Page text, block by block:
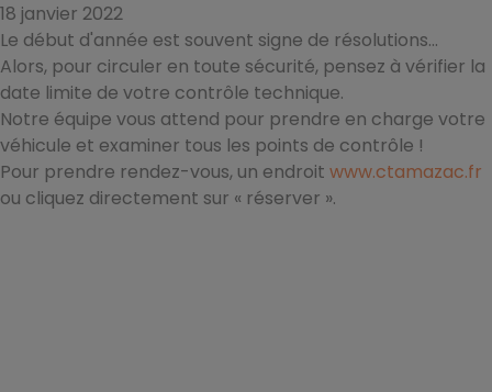
18 janvier 2022
Le début d'année est souvent signe de résolutions...
Alors, pour circuler en toute sécurité, pensez à vérifier la
date limite de votre contrôle technique.
Notre équipe vous attend pour prendre en charge votre
véhicule et examiner tous les points de contrôle !
Pour prendre rendez-vous, un endroit www.ctamazac.fr
ou cliquez directement sur « réserver ».